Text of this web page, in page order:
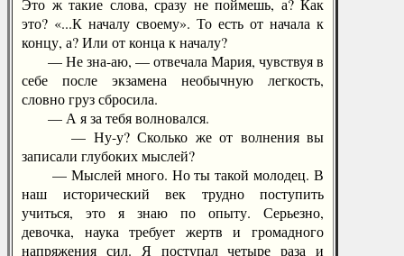
Это ж такие слова, сразу не поймешь, а? Как
это? «...К началу своему». То есть от начала к
концу, а? Или от конца к началу?
— Не зна-аю, — отвечала Мария, чувствуя в
себе после экзамена необычную легкость,
словно груз сбросила.
— А я за тебя волновался.
— Ну-у? Сколько же от волнения вы
записали глубоких мыслей?
— Мыслей много. Но ты такой молодец. В
наш исторический век трудно поступить
учиться, это я знаю по опыту. Серьезно,
девочка, наука требует жертв и громадного
напряжения сил. Я поступал четыре раза и